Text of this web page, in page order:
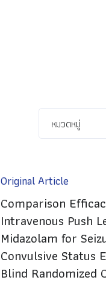
Original Article
Comparison
Intravenous Push
Midazolam for
Convulsive Status
Blind Randomized